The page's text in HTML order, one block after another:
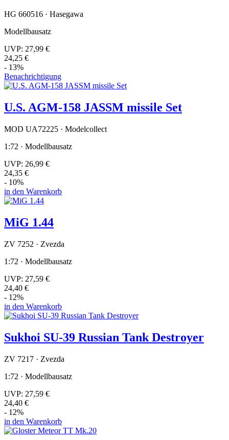
HG 660516 · Hasegawa
Modellbausatz
UVP: 27,99 €
24,25 €
- 13%
Benachrichtigung
U.S. AGM-158 JASSM missile Set
MOD UA72225 · Modelcollect
1:72 · Modellbausatz
UVP: 26,99 €
24,35 €
- 10%
in den Warenkorb
MiG 1.44
ZV 7252 · Zvezda
1:72 · Modellbausatz
UVP: 27,59 €
24,40 €
- 12%
in den Warenkorb
Sukhoi SU-39 Russian Tank Destroyer
ZV 7217 · Zvezda
1:72 · Modellbausatz
UVP: 27,59 €
24,40 €
- 12%
in den Warenkorb